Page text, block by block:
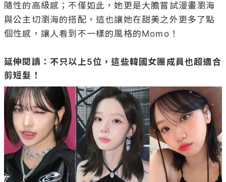
隨性的高級感；不僅如此，她更是大膽嘗試漫畫瀏海
與公主切瀏海的搭配，這也讓她在甜美之外更多了點
個性感，讓人看到不一樣的風格的Momo！
延伸閱讀：不只以上5位，這些韓國女團成員也超適合
剪短髮！